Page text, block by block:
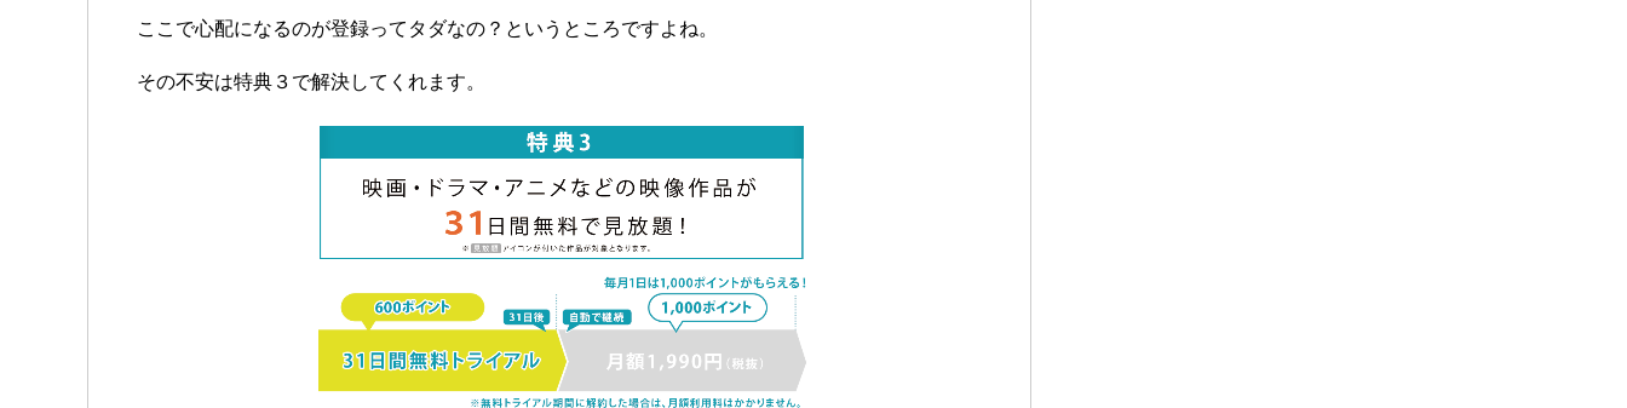
ここで心配になるのが登録ってタダなの？というところですよね。
その不安は特典３で解決してくれます。